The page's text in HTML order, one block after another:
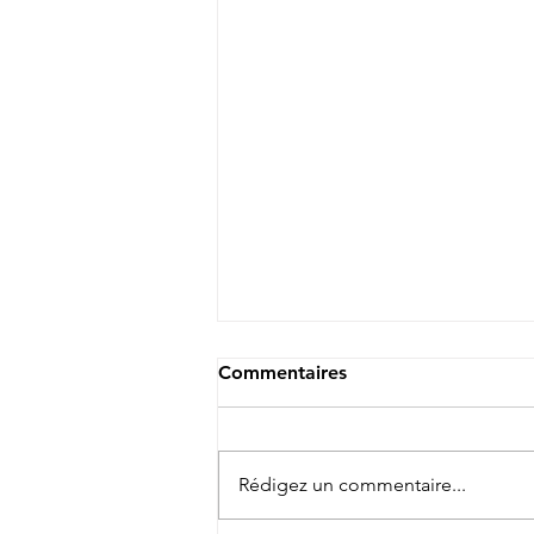
Commentaires
Rédigez un commentaire...